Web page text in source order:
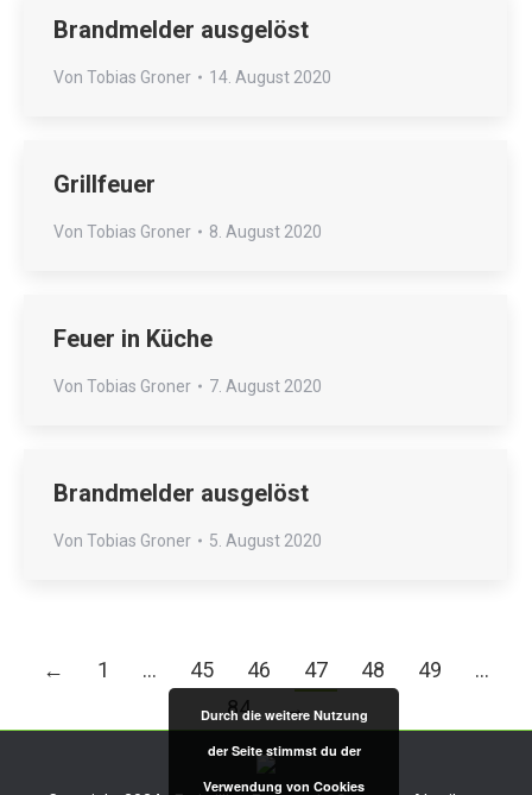
Brandmelder ausgelöst
Von Tobias Groner 14. August 2020
Grillfeuer
Von Tobias Groner 8. August 2020
Feuer in Küche
Von Tobias Groner 7. August 2020
Brandmelder ausgelöst
Von Tobias Groner 5. August 2020
← 1 … 45 46 47 48 49
…
84
→
Durch die weitere Nutzung
der Seite stimmst du der
Verwendung von Cookies